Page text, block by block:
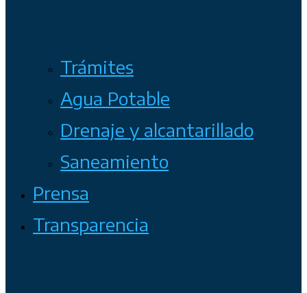
Trámites
Agua Potable
Drenaje y alcantarillado
Saneamiento
Prensa
Transparencia